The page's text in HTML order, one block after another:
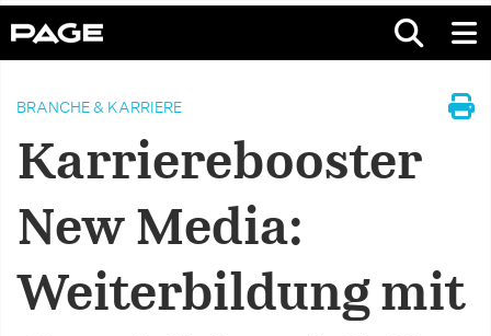
BRANCHE & KARRIERE
Karrierebooster
New Media:
Weiterbildung mit